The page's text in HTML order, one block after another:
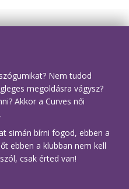
Nem tudod
megoldásra vágysz?
Akkor a Curves női
simán bírni fogod, ebben a
ebben a klubban nem kell
csak érted van!